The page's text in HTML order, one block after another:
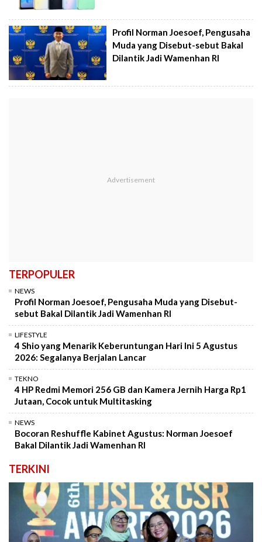
Profil Norman Joesoef, Pengusaha
Muda yang Disebut-sebut Bakal
Dilantik Jadi Wamenhan RI
TERPOPULER
NEWS
Profil Norman Joesoef, Pengusaha Muda yang Disebut-
sebut Bakal Dilantik Jadi Wamenhan RI
LIFESTYLE
4 Shio yang Menarik Keberuntungan Hari Ini 5 Agustus
2026: Segalanya Berjalan Lancar
TEKNO
4 HP Redmi Memori 256 GB dan Kamera Jernih Harga Rp1
Jutaan, Cocok untuk Multitasking
NEWS
Bocoran Reshuffle Kabinet Agustus: Norman Joesoef
Bakal Dilantik Jadi Wamenhan RI
TERKINI